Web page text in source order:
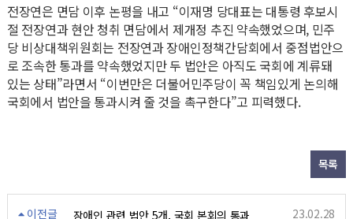
전장연은 면담 이후 논평을 내고 “이재명 당대표는 대통령 후보시
절 전장연과 현안 청취 면담에서 제개정 추진 약속했었으며, 민주
당 비상대책위원회는 전장연과 장애인정책간담회에서 중점법안으
로 조속한 통과를 약속했었지만 두 법안은 아직도 국회에 계류돼
있는 상태”라면서 “이번만은 더불어민주당이 꼭 책임있게 논의해
국회에서 법안을 통과시켜 줄 것을 촉구한다”고 피력했다.
목록
이전글 장애인 관련 법안 5개, 국회 본회의 통과 23.02.28